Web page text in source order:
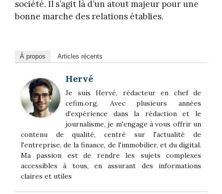
société. Il s’agit là d’un atout majeur pour une
bonne marche des relations établies.
À propos Articles récents
Hervé
Je suis Hervé, rédacteur en chef de
cefim.org. Avec plusieurs années
d'expérience dans la rédaction et le
journalisme, je m'engage à vous offrir un
contenu de qualité, centré sur l'actualité de
l'entreprise, de la finance, de l'immobilier, et du digital.
Ma passion est de rendre les sujets complexes
accessibles à tous, en assurant des informations
claires et utiles